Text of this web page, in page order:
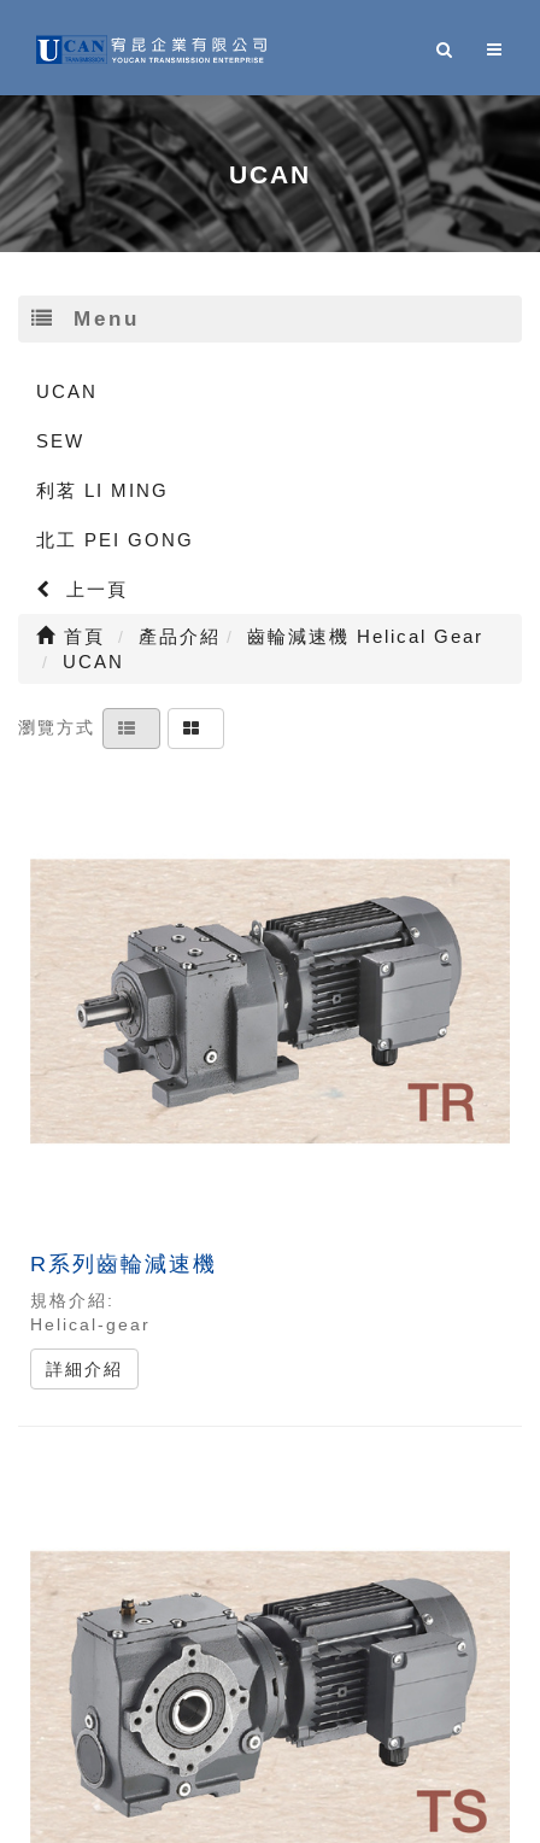
UCAN
Menu
UCAN
SEW
利茗 LI MING
北工 PEI GONG
上一頁
首頁 產品介紹
齒輪減速機 Helical Gear
UCAN
瀏覽方式
R系列齒輪減速機
規格介紹:
Helical-gear
詳細介紹